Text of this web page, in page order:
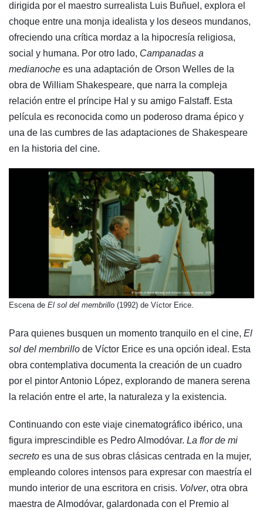
dirigida por el maestro surrealista Luis Buñuel, explora el
choque entre una monja idealista y los deseos mundanos,
ofreciendo una crítica mordaz a la hipocresía religiosa,
social y humana. Por otro lado, Campanadas a
medianoche es una adaptación de Orson Welles de la
obra de William Shakespeare, que narra la compleja
relación entre el príncipe Hal y su amigo Falstaff. Esta
película es reconocida como un poderoso drama épico y
una de las cumbres de las adaptaciones de Shakespeare
en la historia del cine.
​Escena de El sol del membrillo (1992) de Víctor Erice.
Para quienes busquen un momento tranquilo en el cine, El
sol del membrillo de Víctor Erice es una opción ideal. Esta
obra contemplativa documenta la creación de un cuadro
por el pintor Antonio López, explorando de manera serena
la relación entre el arte, la naturaleza y la existencia.
Continuando con este viaje cinematográfico ibérico, una
figura imprescindible es Pedro Almodóvar. La flor de mi
secreto es una de sus obras clásicas centrada en la mujer,
empleando colores intensos para expresar con maestría el
mundo interior de una escritora en crisis. Volver, otra obra
maestra de Almodóvar, galardonada con el Premio al